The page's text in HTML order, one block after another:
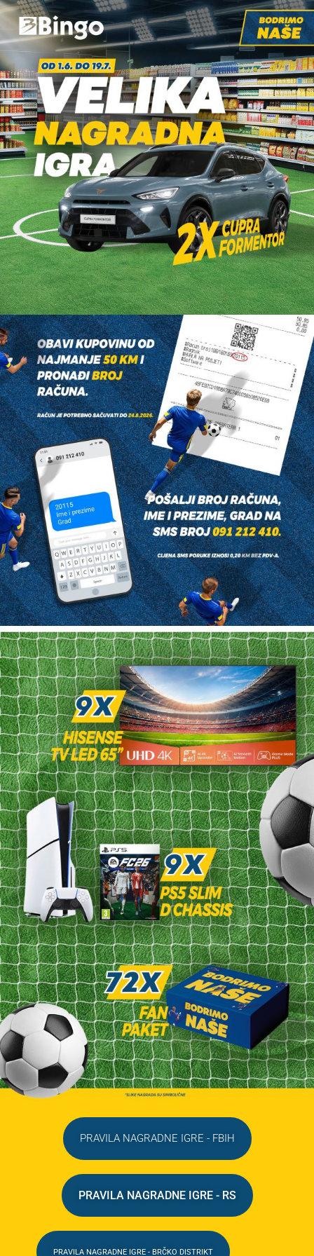
PRAVILA NAGRADNE IGRE - FBIH
PRAVILA NAGRADNE IGRE - RS
PRAVILA NAGRADNE IGRE - BRČKO DISTRIKT